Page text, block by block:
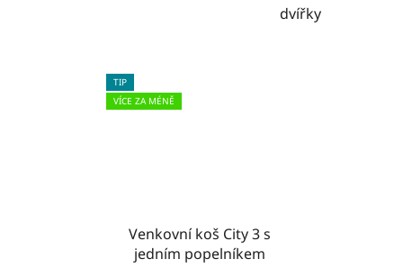
dvířky
TIP
VÍCE ZA MÉNĚ
Venkovní koš City 3 s
jedním popelníkem